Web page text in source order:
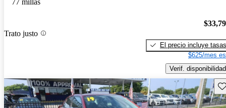
77 millas
Trato justo
El precio incluye tasas
$625/mes
Verif. disponibilidad